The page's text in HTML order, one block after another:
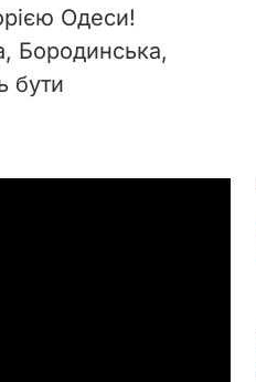
Одеси!
Бородинська,
бути